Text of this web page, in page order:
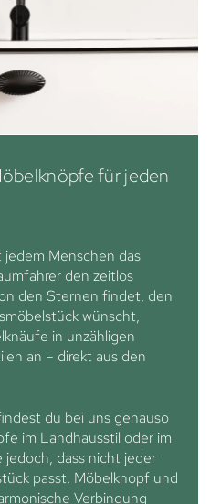
für jeden
Menschen das
den zeitlos
den Sternen findet, den
wünscht,
in unzähligen
an – direkt aus den
du bei uns genauso
im Landhausstil oder im
dass nicht jeder
passt. Möbelknopf und
Verbindung